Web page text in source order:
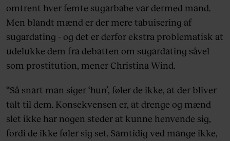
omtrent hver femte sugarbabe var dermed mand.
Men blandt mænd er der mere tabuisering af
sugardating - og det er derfor ekstra problematisk at
udelukke dem fra debatten om sugardating såvel
som prostitution, mener Christina Wind.
“Så snart man siger ‘hun’, føler de ikke, at der bliver
talt til dem. Konsekvensen er, at drenge og mænd
slet ikke har nogen steder at kunne henvende sig,
fordi de ikke føler sig set. Samtidig ved mange ikke,